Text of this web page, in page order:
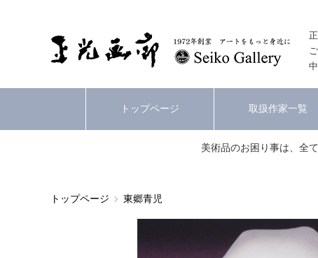
トップページ 取扱作家一覧
美術品のお困り事は、全
トップページ 東郷青児